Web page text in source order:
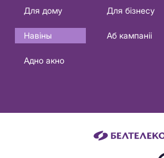
Основная
навигация
BE
Для дому Для бізнесу
Навіны
Аб кампаніі
Адно акно